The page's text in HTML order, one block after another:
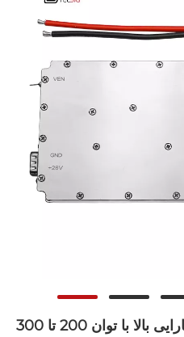
ماژول پارازیت پهپاد با کارایی بالا با توان 200 تا 300